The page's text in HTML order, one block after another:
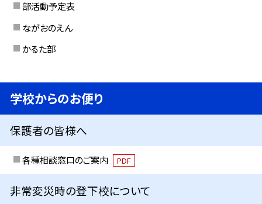
部活動予定表
ながおのえん
かるた部
学校からのお便り
保護者の皆様へ
各種相談窓口のご案内 PDF
非常変災時の登下校について